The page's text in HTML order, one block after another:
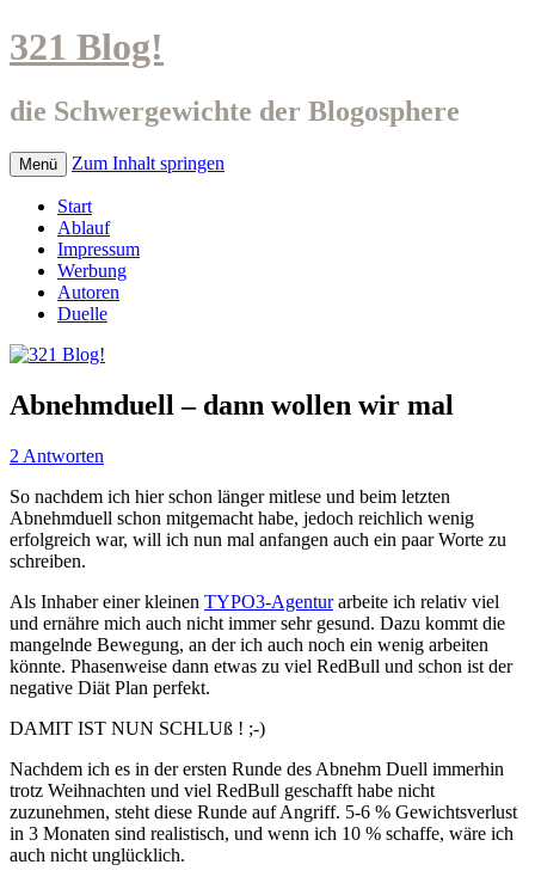
321 Blog!
die Schwergewichte der Blogosphere
Menü Zum Inhalt springen
Start
Ablauf
Impressum
Werbung
Autoren
Duelle
Abnehmduell – dann wollen wir mal
2 Antworten
So nachdem ich hier schon länger mitlese und beim letzten
Abnehmduell schon mitgemacht habe, jedoch reichlich wenig
erfolgreich war, will ich nun mal anfangen auch ein paar Worte zu
schreiben.
Als Inhaber einer kleinen TYPO3-Agenturarbeite ich relativ viel
und ernähre mich auch nicht immer sehr gesund. Dazu kommt die
mangelnde Bewegung, an der ich auch noch ein wenig arbeiten
könnte. Phasenweise dann etwas zu viel RedBull und schon ist der
negative Diät Plan perfekt.
DAMIT IST NUN SCHLUß ! ;-)
Nachdem ich es in der ersten Runde des Abnehm Duell immerhin
trotz Weihnachten und viel RedBull geschafft habe nicht
zuzunehmen, steht diese Runde auf Angriff. 5-6 % Gewichtsverlust
in 3 Monaten sind realistisch, und wenn ich 10 % schaffe, wäre ich
auch nicht unglücklich.